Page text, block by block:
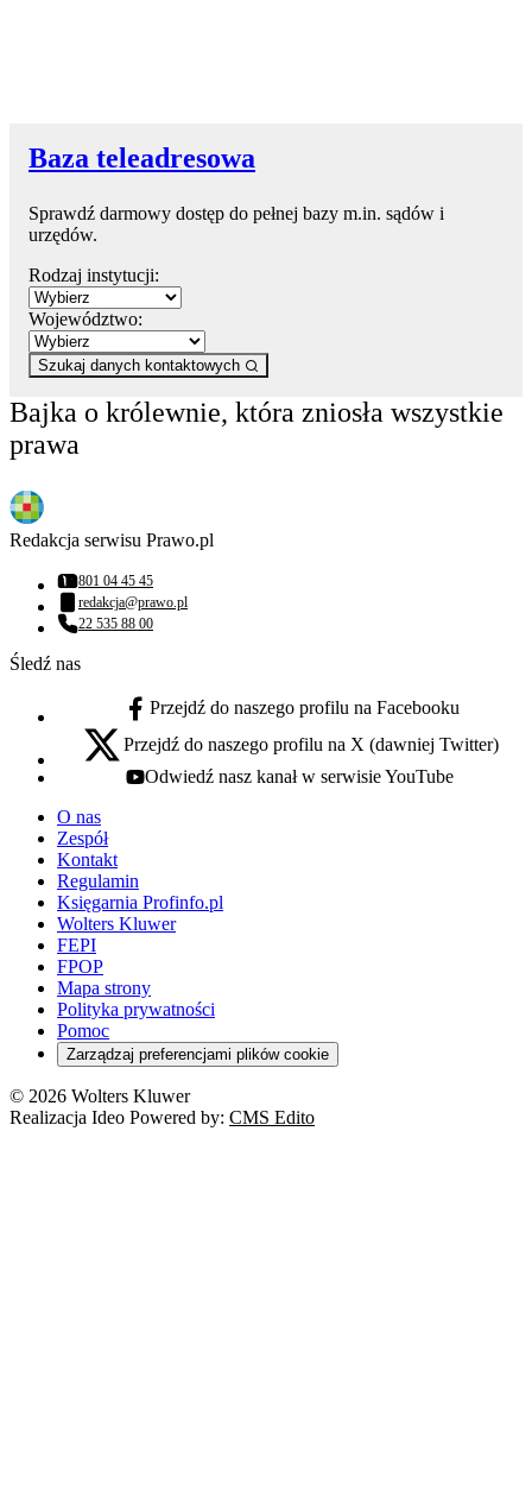
Baza teleadresowa
Sprawdź darmowy dostęp do pełnej bazy m.in. sądów i
urzędów.
Rodzaj instytucji:
Województwo:
Szukaj danych kontaktowych
Bajka o królewnie, która zniosła wszystkie
prawa
Redakcja serwisu Prawo.pl
Numer telefonu:
801 04 45 45
Adres email:
redakcja@prawo.pl
Numer telefonu:
22 535 88 00
Śledź nas
facebook - otwiera się w nowej karcie
Przejdź do naszego profilu na Facebooku
x - otwiera się w nowej karcie
Przejdź do naszego profilu na X (dawniej Twitter)
youtube - otwiera się w nowej karcie
Odwiedź nasz kanał w serwisie YouTube
O nas
Zespół
Kontakt
Regulamin
Księgarnia Profinfo.pl
Wolters Kluwer
FEPI
FPOP
Mapa strony
Polityka prywatności
Pomoc
Zarządzaj preferencjami plików cookie
© 2026 Wolters Kluwer
Realizacja Ideo Powered by: CMS Edito